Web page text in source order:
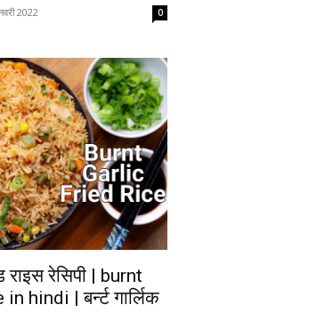
2022 0
राइस रेसिपी | burnt
hindi | बर्न्ट गार्लिक